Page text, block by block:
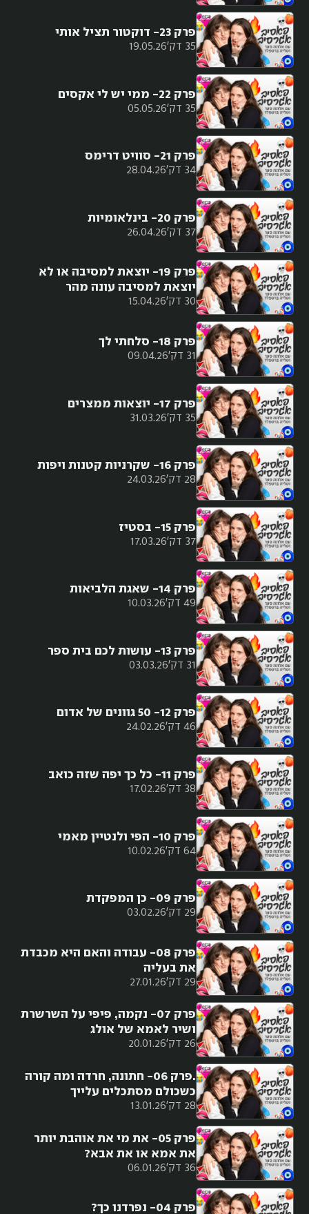
35 דק' 19.05.26
פרק 23- דוקטור תציל אותי
35 דק' 05.05.26
פרק 22- ממי יש לי אקסים
34 דק' 28.04.26
פרק 21- סוויט דרימס
37 דק' 26.04.26
פרק 20- בינלאומיות
30 דק' 15.04.26
פרק 19- יוצאת למסיבה או לא
יוצאת למסיבה עונה מהר
31 דק' 09.04.26
פרק 18- סלחתי לך
35 דק' 31.03.26
פרק 17- יוצאות ממצרים
28 דק' 24.03.26
פרק 16- שקרניות קטנות ויפות
37 דק' 17.03.26
פרק 15- בסטיז
49 דק' 10.03.26
פרק 14- שאגת הלביאות
31 דק' 03.03.26
פרק 13- עושות לכם בית ספר
46 דק' 24.02.26
פרק 12- 50 גוונים של אדום
38 דק' 17.02.26
פרק 11- כל כך יפה שזה כואב
64 דק' 10.02.26
פרק 10- הפי ולנטיין מאמי
29 דק' 03.02.26
פרק 09- כן המפקדת
29 דק' 27.01.26
פרק 08- עבודה והאם היא מכבדת
את בעליה
26 דק' 20.01.26
פרק 07- נקמה, פיפי על השרשרת
ושיר לאמא של אולג
28 דק' 13.01.26
.פרק 06- חתונה, חרדה ומה קורה
כשכולם מסתכלים עלייך
36 דק' 06.01.26
פרק 05- את מי את אוהבת יותר
את אמא או את אבא?
פרק 04- נפרדנו כך?